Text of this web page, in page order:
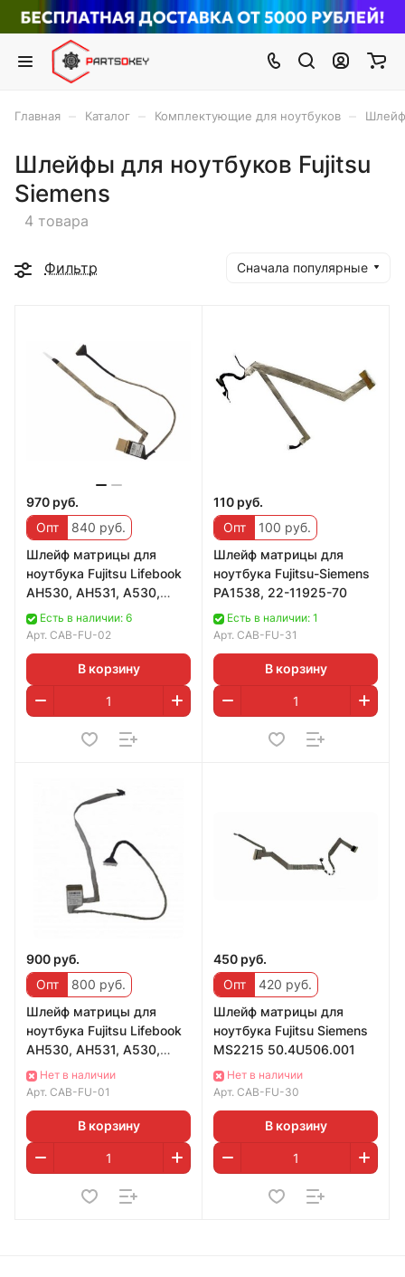
Главная Каталог Комплектующие для ноутбуков
Шлейфы для ноутбуков Fujitsu
Siemens
4 товара
Фильтр Сначала популярные
970 руб.
Опт
840 руб.
Шлейф матрицы для
ноутбука Fujitsu Lifebook
AH530, AH531, A530,
A531, DDFH2ALC010
Версия 2
Есть в наличии: 6
Арт. CAB-FU-02
В корзину
110 руб.
Опт
100 руб.
Шлейф матрицы для
ноутбука Fujitsu-Siemens
PA1538, 22-11925-70
Есть в наличии: 1
Арт. CAB-FU-31
В корзину
900 руб.
Опт
800 руб.
Шлейф матрицы для
ноутбука Fujitsu Lifebook
AH530, AH531, A530,
A531, DD0FH2LC000
Нет в наличии
Арт. CAB-FU-01
В корзину
450 руб.
Опт
420 руб.
Шлейф матрицы для
ноутбука Fujitsu Siemens
MS2215 50.4U506.001
Нет в наличии
Арт. CAB-FU-30
В корзину